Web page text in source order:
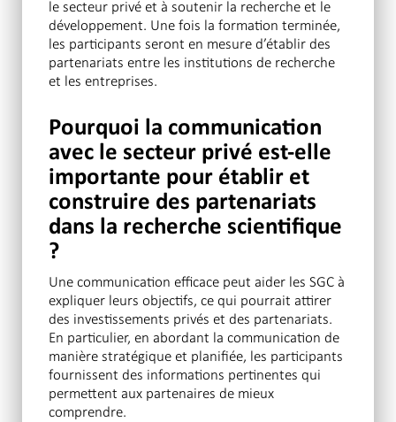
le secteur privé et à soutenir la recherche et le
développement. Une fois la formation terminée,
les participants seront en mesure d’établir des
partenariats entre les institutions de recherche
et les entreprises.
Pourquoi la communication
avec le secteur privé est-elle
importante pour établir et
construire des partenariats
dans la recherche scientifique
?
Une communication efficace peut aider les SGC à
expliquer leurs objectifs, ce qui pourrait attirer
des investissements privés et des partenariats.
En particulier, en abordant la communication de
manière stratégique et planifiée, les participants
fournissent des informations pertinentes qui
permettent aux partenaires de mieux
comprendre.